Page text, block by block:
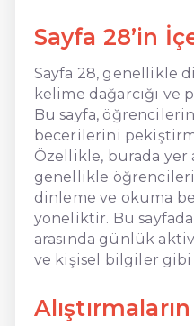
Sayfa 28’in
Sayfa 28, genellikle
kelime dağarcığı ve
Bu sayfa,
becerilerini
Özellikle, burada yer
genellikle
dinleme ve okuma
yöneliktir. Bu
arasında günlük
ve kişisel bilgiler